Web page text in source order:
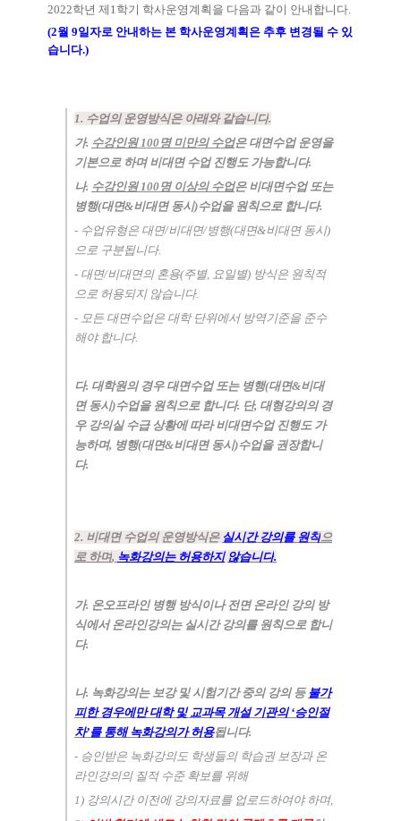
2022학년 제 1학기 학사운영계획을 다음과 같이 안내합니다.
(2월 9일자로 안내하는 본 학사운영계획은 추후 변경될 수 있
습니다.)
1. 수업의 운영방식은 아래와 같습니다.
가. 수강인원100명 미만의 수업은 대면수업 운영을
기본으로 하며 비대면 수업 진행도 가능합니다.
나. 수강인원100명 이상의 수업은 비대면수업 또는
병행(대면&비대면 동시)수업을 원칙으로 합니다.
- 수업유형은 대면/비대면/병행(대면&비대면 동시)
으로 구분됩니다.
- 대면/비대면의 혼용(주별, 요일별) 방식은 원칙적
으로 허용되지 않습니다.
- 모든 대면수업은 대학 단위에서 방역기준을 준수
해야 합니다.
다. 대학원의 경우 대면수업 또는 병행(대면&비대
면 동시)수업을 원칙으로 합니다. 단, 대형강의의 경
우 강의실 수급 상황에 따라 비대면수업 진행도 가
능하며, 병행(대면&비대면 동시)수업을 권장합니
다.
2. 비대면 수업의 운영방식은 실시간 강의를 원칙으
로 하며, 녹화강의는 허용하지 않습니다.
가. 온오프라인 병행 방식이나 전면 온라인 강의 방
식에서 온라인강의는 실시간 강의를 원칙으로 합니
다.
나. 녹화강의는 보강 및 시험기간 중의 강의 등 불가
피한 경우에만대학 및 교과목 개설 기관의‘승인절
차’를 통해 녹화강의가 허용됩니다.
- 승인받은 녹화강의도 학생들의 학습권 보장과 온
라인강의의 질적 수준 확보를 위해
1) 강의시간 이전에 강의자료를 업로드하여야 하며,